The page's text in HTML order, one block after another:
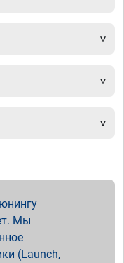
Мы
(Launch,